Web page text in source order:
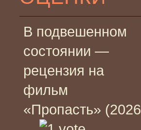
В подвешенном
состоянии —
рецензия на
фильм
«Пропасть» (2026